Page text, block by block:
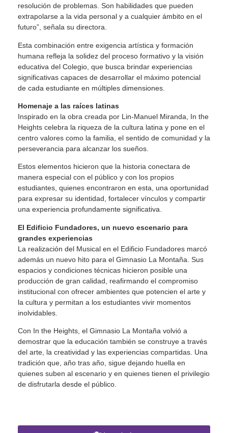
resolución de problemas. Son habilidades que pueden
extrapolarse a la vida personal y a cualquier ámbito en el
futuro”, señala su directora.
Esta combinación entre exigencia artística y formación
humana refleja la solidez del proceso formativo y la visión
educativa del Colegio, que busca brindar experiencias
significativas capaces de desarrollar el máximo potencial
de cada estudiante en múltiples dimensiones.
Homenaje a las raíces latinas
Inspirado en la obra creada por Lin-Manuel Miranda, In the
Heights celebra la riqueza de la cultura latina y pone en el
centro valores como la familia, el sentido de comunidad y la
perseverancia para alcanzar los sueños.
Estos elementos hicieron que la historia conectara de
manera especial con el público y con los propios
estudiantes, quienes encontraron en esta, una oportunidad
para expresar su identidad, fortalecer vínculos y compartir
una experiencia profundamente significativa.
El Edificio Fundadores, un nuevo escenario para
grandes experiencias
La realización del Musical en el Edificio Fundadores marcó
además un nuevo hito para el Gimnasio La Montaña. Sus
espacios y condiciones técnicas hicieron posible una
producción de gran calidad, reafirmando el compromiso
institucional con ofrecer ambientes que potencien el arte y
la cultura y permitan a los estudiantes vivir momentos
inolvidables.
Con In the Heights, el Gimnasio La Montaña volvió a
demostrar que la educación también se construye a través
del arte, la creatividad y las experiencias compartidas. Una
tradición que, año tras año, sigue dejando huella en
quienes suben al escenario y en quienes tienen el privilegio
de disfrutarla desde el público.